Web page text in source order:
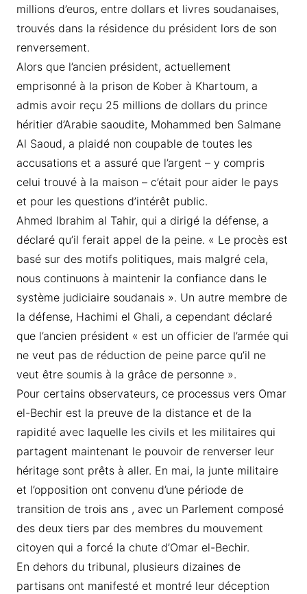
millions d’euros, entre dollars et livres soudanaises,
trouvés dans la résidence du président lors de son
renversement.
Alors que l’ancien président, actuellement
emprisonné à la prison de Kober à Khartoum, a
admis avoir reçu 25 millions de dollars du prince
héritier d’Arabie saoudite, Mohammed ben Salmane
Al Saoud, a plaidé non coupable de toutes les
accusations et a assuré que l’argent – y compris
celui trouvé à la maison – c’était pour aider le pays
et pour les questions d’intérêt public.
Ahmed Ibrahim al Tahir, qui a dirigé la défense, a
déclaré qu’il ferait appel de la peine. « Le procès est
basé sur des motifs politiques, mais malgré cela,
nous continuons à maintenir la confiance dans le
système judiciaire soudanais ». Un autre membre de
la défense, Hachimi el Ghali, a cependant déclaré
que l’ancien président « est un officier de l’armée qui
ne veut pas de réduction de peine parce qu’il ne
veut être soumis à la grâce de personne ».
Pour certains observateurs, ce processus vers Omar
el-Bechir est la preuve de la distance et de la
rapidité avec laquelle les civils et les militaires qui
partagent maintenant le pouvoir de renverser leur
héritage sont prêts à aller. En mai, la junte militaire
et l’opposition ont convenu d’une période de
transition de trois ans , avec un Parlement composé
des deux tiers par des membres du mouvement
citoyen qui a forcé la chute d’Omar el-Bechir.
En dehors du tribunal, plusieurs dizaines de
partisans ont manifesté et montré leur déception